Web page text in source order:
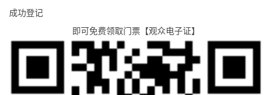
成功登记
即可免费领取门票【观众电子证】